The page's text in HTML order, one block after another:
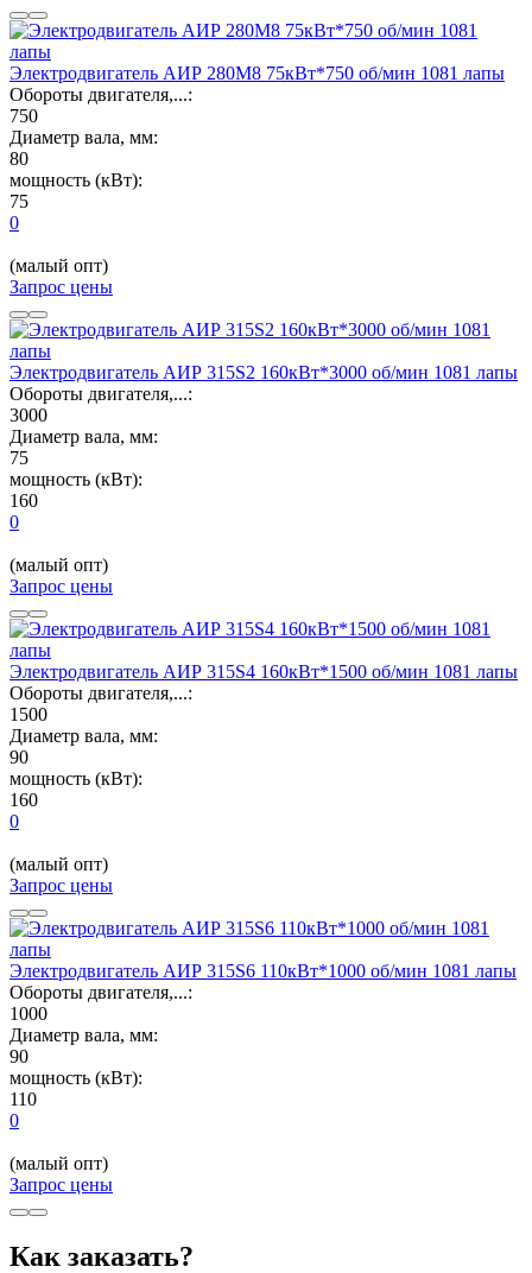
Электродвигатель АИР 280М8 75кВт*750 об/мин 1081 лапы
Обороты двигателя,...:
750
Диаметр вала, мм:
80
мощность (кВт):
75
0
(малый опт)
Запрос цены
Электродвигатель АИР 315S2 160кВт*3000 об/мин 1081 лапы
Обороты двигателя,...:
3000
Диаметр вала, мм:
75
мощность (кВт):
160
0
(малый опт)
Запрос цены
Электродвигатель АИР 315S4 160кВт*1500 об/мин 1081 лапы
Обороты двигателя,...:
1500
Диаметр вала, мм:
90
мощность (кВт):
160
0
(малый опт)
Запрос цены
Электродвигатель АИР 315S6 110кВт*1000 об/мин 1081 лапы
Обороты двигателя,...:
1000
Диаметр вала, мм:
90
мощность (кВт):
110
0
(малый опт)
Запрос цены
Как заказать?